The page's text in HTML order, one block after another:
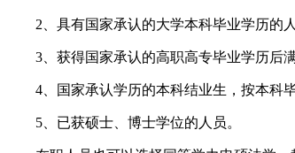
2、具有国家承认的大学本科毕业学历的人
3、获得国家承认的高职高专毕业学历后满
4、国家承认学历的本科结业生，按本科毕
5、已获硕士、博士学位的人员。